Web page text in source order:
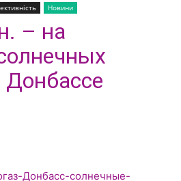
Новини
– на
Донбассе